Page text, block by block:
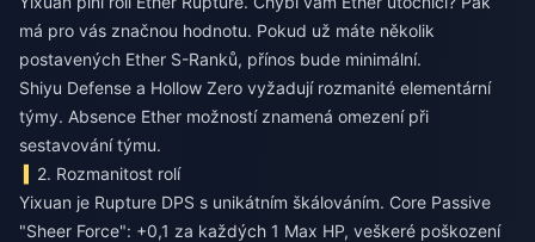
má pro vás značnou hodnotu. Pokud už máte několik
postavených Ether S-Ranků, přínos bude minimální.
Shiyu Defense a Hollow Zero vyžadují rozmanité elementární
týmy. Absence Ether možností znamená omezení při
sestavování týmu.
2. Rozmanitost rolí
Yixuan je Rupture DPS s unikátním škálováním. Core Passive
"Sheer Force": +0,1 za každých 1 Max HP, veškeré poškození